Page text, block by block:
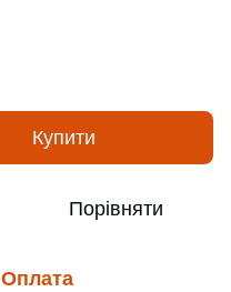
Купити
Порівняти
Оплата